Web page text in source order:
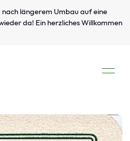
längerem Umbau auf eine
da! Ein herzliches Willkommen